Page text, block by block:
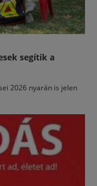
segítik a
2026 nyarán is jelen